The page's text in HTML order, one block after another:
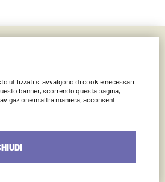
utilizzati si avvalgono di cookie necessari
banner, scorrendo questa pagina,
in altra maniera, acconsenti